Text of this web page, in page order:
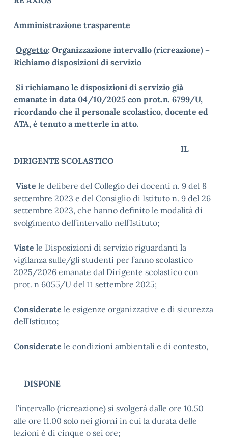
Amministrazione trasparente
Oggetto: Organizzazione intervallo (ricreazione) –
Richiamo disposizioni di servizio
Si richiamano le disposizioni di servizio già
emanate in data 04/10/2025 con prot.n. 6799/U,
ricordando che il personale scolastico, docente ed
ATA, è tenuto a metterle in atto.
IL
DIRIGENTE SCOLASTICO
Viste le delibere del Collegio dei docenti n. 9 del 8
settembre 2023 e del Consiglio di Istituto n. 9 del 26
settembre 2023, che hanno definito le modalità di
svolgimento dell’intervallo nell’Istituto;
Viste le Disposizioni di servizio riguardanti la
vigilanza sulle/gli studenti per l’anno scolastico
2025/2026 emanate dal Dirigente scolastico con
prot. n 6055/U del 11 settembre 2025;
Considerate le esigenze organizzative e di sicurezza
dell’Istituto;
Considerate le condizioni ambientali e di contesto,
DISPONE
l’intervallo (ricreazione) si svolgerà dalle ore 10.50
alle ore 11.00 solo nei giorni in cui la durata delle
lezioni è di cinque o sei ore;